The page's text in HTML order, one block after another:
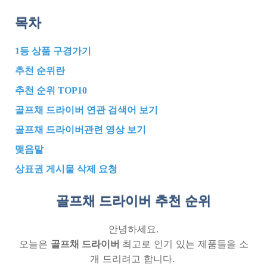
목차
1등 상품 구경가기
추천 순위란
추천 순위 TOP10
골프채 드라이버 연관 검색어 보기
골프채 드라이버관련 영상 보기
맺음말
상표권 게시물 삭제 요청
골프채 드라이버 추천 순위
안녕하세요.
오늘은 골프채 드라이버 최고로 인기 있는 제품들을 소
개 드리려고 합니다.